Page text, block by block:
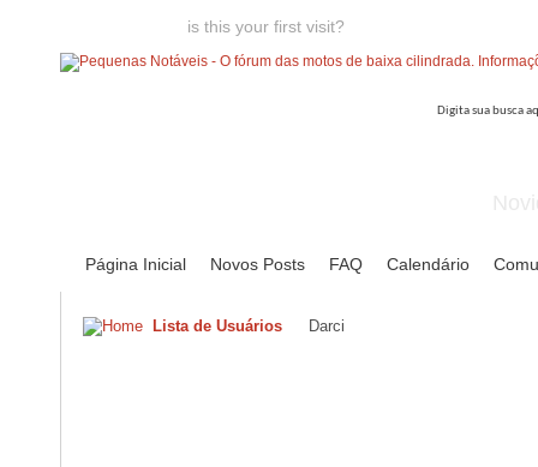
is this your first visit?
Página Inicial Novos Posts FAQ Calendário
Lista de Usuários Darci